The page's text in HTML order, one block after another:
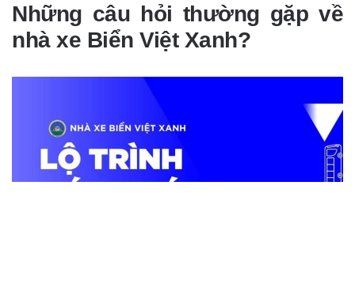
Những câu hỏi thường gặp về
nhà xe Biển Việt Xanh?